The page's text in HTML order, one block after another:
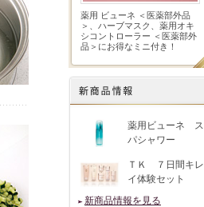
薬用 ビューネ ＜医薬部外品
＞、ハーブマスク、薬用オキ
シコントローラー ＜医薬部外
品＞にお得なミニ付き！
薬用ビューネ ス
パシャワー
ＴＫ ７日間キレ
イ体験セット
新商品情報を見る